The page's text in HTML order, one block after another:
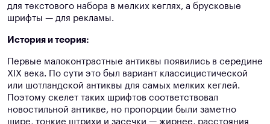
для текстового набора в мелких кеглях, а брусковые
шрифты — для рекламы.
История и теория:
Первые малоконтрастные антиквы появились в середине
XIX века. По сути это был вариант классицистической
или шотландской антиквы для самых мелких кеглей.
Поэтому скелет таких шрифтов соответствовал
новостильной антикве, но пропорции были заметно
шире, тонкие штрихи и засечки — жирнее, расстояния